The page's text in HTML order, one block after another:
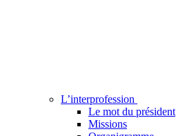
L’interprofession
Le mot du président
Missions